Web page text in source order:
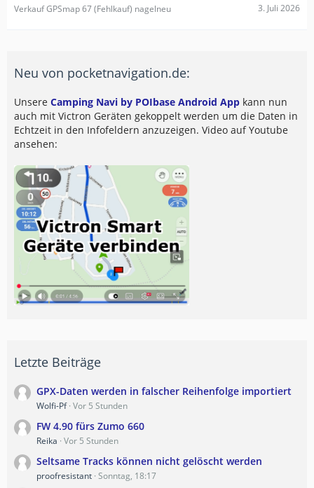
Verkauf GPSmap 67 (Fehlkauf) nagelneu 3. Juli 2026
Neu von pocketnavigation.de:
Unsere Camping Navi by POIbase Android App kann nun
auch mit Victron Geräten gekoppelt werden um die Daten in
Echtzeit in den Infofeldern anzuzeigen. Video auf Youtube
ansehen:
Letzte Beiträge
GPX-Daten werden in falscher Reihenfolge importiert
Wolfi-Pf Vor 5 Stunden
FW 4.90 fürs Zumo 660
Reika Vor 5 Stunden
Seltsame Tracks können nicht gelöscht werden
proofresistant Sonntag, 18:17